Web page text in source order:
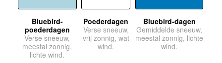
Bluebird-
poederdagen
Verse sneeuw,
meestal zonnig,
lichte wind.
Poederdagen
Verse sneeuw,
vrij zonnig, wat
wind.
Bluebird-dagen
Gemiddelde sneeuw,
meestal zonnig, lichte
wind.